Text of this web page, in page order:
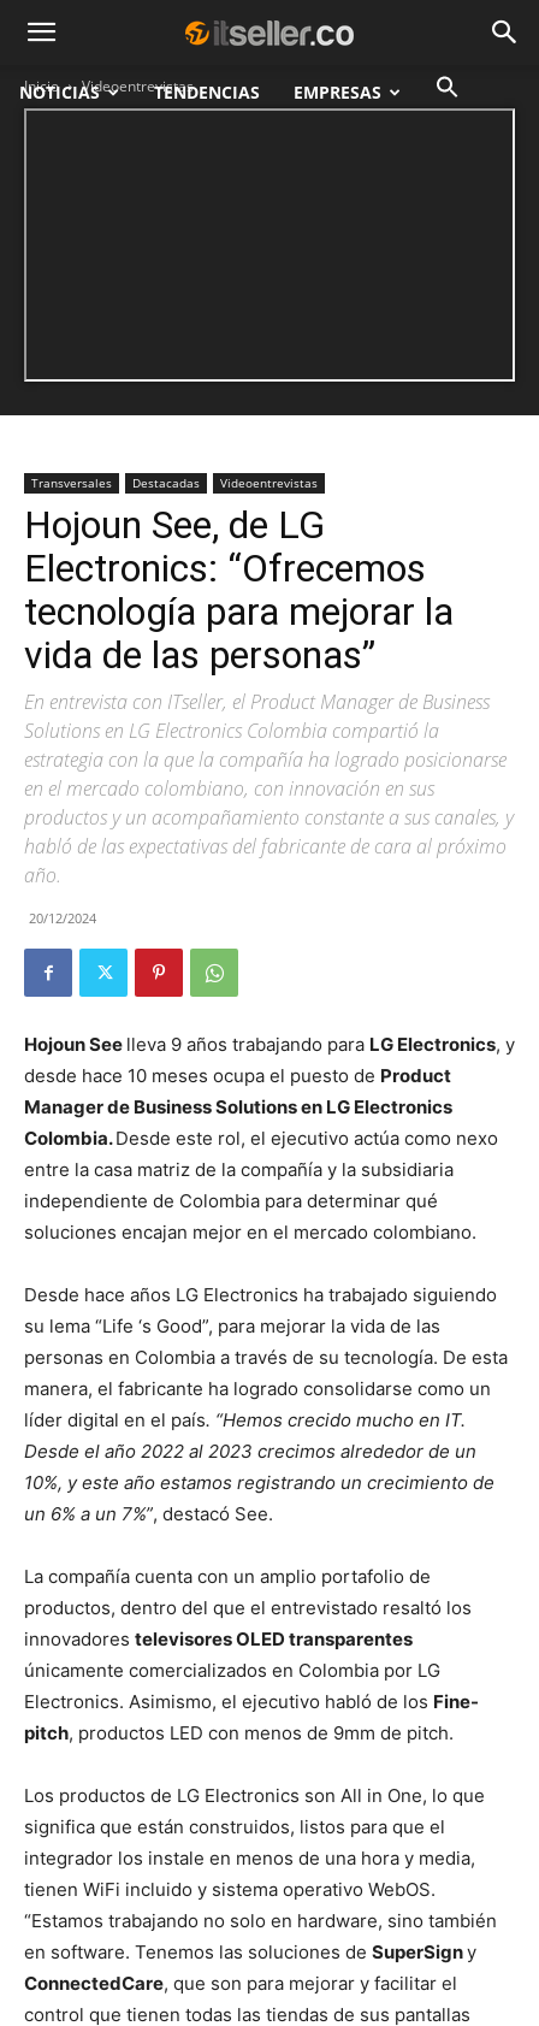
NOTICIAS TENDENCIAS EMPRESAS
Inicio Videoentrevistas
Transversales Destacadas Videoentrevistas
Hojoun See, de LG
Electronics: “Ofrecemos
tecnología para mejorar la
vida de las personas”
En entrevista con ITseller, el Product Manager de Business
Solutions en LG Electronics Colombia compartió la
estrategia con la que la compañía ha logrado posicionarse
en el mercado colombiano, con innovación en sus
productos y un acompañamiento constante a sus canales, y
habló de las expectativas del fabricante de cara al próximo
año.
20/12/2024
Hojoun See lleva 9 años trabajando para LG Electronics, y
desde hace 10 meses ocupa el puesto de Product
Manager de Business Solutions en LG Electronics
Colombia.Desde este rol, el ejecutivo actúa como nexo
entre la casa matriz de la compañía y la subsidiaria
independiente de Colombia para determinar qué
soluciones encajan mejor en el mercado colombiano.
Desde hace años LG Electronics ha trabajado siguiendo
su lema “Life ‘s Good”, para mejorar la vida de las
personas en Colombia a través de su tecnología. De esta
manera, el fabricante ha logrado consolidarse como un
líder digital en el país. “Hemos crecido mucho en IT.
Desde el año 2022 al 2023 crecimos alrededor de un
10%, y este año estamos registrando un crecimiento de
un 6% a un 7%”, destacó See.
La compañía cuenta con un amplio portafolio de
productos, dentro del que el entrevistado resaltó los
innovadores televisores OLED transparentes
únicamente comercializados en Colombia por LG
Electronics. Asimismo, el ejecutivo habló de los Fine-
pitch, productos LED con menos de 9mm de pitch.
Los productos de LG Electronics son All in One, lo que
significa que están construidos, listos para que el
integrador los instale en menos de una hora y media,
tienen WiFi incluido y sistema operativo WebOS.
“Estamos trabajando no solo en hardware, sino también
en software. Tenemos las soluciones de SuperSigny
ConnectedCare, que son para mejorar y facilitar el
control que tienen todas las tiendas de sus pantallas